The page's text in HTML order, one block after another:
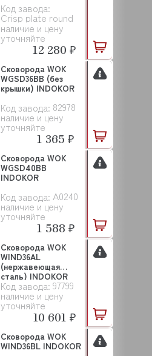
Код завода:
Crisp plate round
наличие и цену
уточняйте
12 280 ₽
Код завода: 82978
наличие и цену
уточняйте
Сковорода WOK
WGSD36BB (без
крышки) INDOKOR
1 365 ₽
Код завода: A0240
наличие и цену
уточняйте
Сковорода WOK
WGSD40BB
INDOKOR
1 588 ₽
Код завода: 97799
наличие и цену
уточняйте
Сковорода WOK
WIND36AL
(нержавеющая
сталь) INDOKOR
10 601 ₽
Сковорода WOK
WIND36BL INDOKOR